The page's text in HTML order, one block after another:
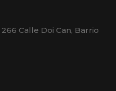
Calle Doi Can, Barrio